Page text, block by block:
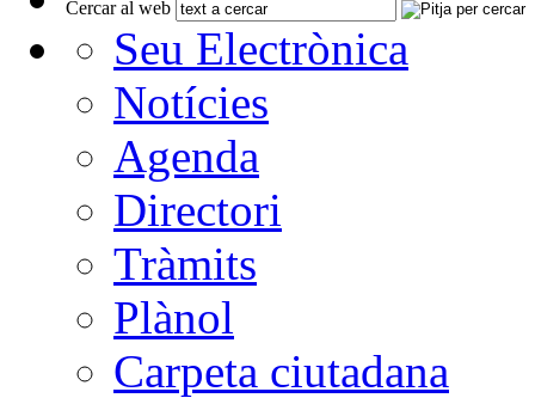
Cercar al web
Seu Electrònica
Notícies
Agenda
Directori
Tràmits
Plànol
Carpeta ciutadana